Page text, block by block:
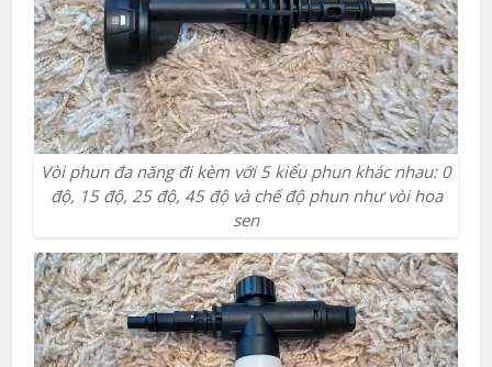
Vòi phun đa năng đi kèm với 5 kiểu phun khác nhau: 0
độ, 15 độ, 25 độ, 45 độ và chế độ phun như vòi hoa
sen